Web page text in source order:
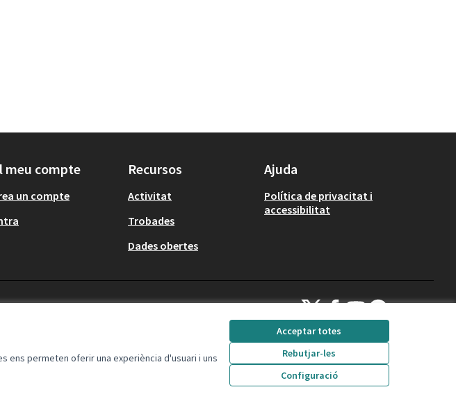
ens permeten oferir una experiència d'usuari i uns
Acceptar totes
Rebutjar-les
Configuració
meu compte
un compte
Recursos
Activitat
Trobades
Dades obertes
Ajuda
Política de privacitat i
accessibilitat
Decidim Calafell a X
(Enllaç extern)
Decidim Calafell a Facebook
(Enllaç extern)
Decidim Calafell a YouTube
(Enllaç extern)
Decidim Calafell a
(Enllaç extern)
Amb llicència Creative
(Enllaç extern)